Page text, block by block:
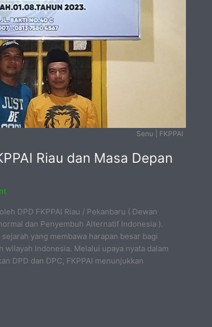
Senu | FKPPAI
Riau dan Masa Depan
DPD FKPPAI Riau / Pekanbaru ( Dewan
dan Penyembuh Alternatif Indonesia ).
yang membawa harapan besar bagi
Indonesia. Melalui upaya nyata dalam
DPD dan DPC, FKPPAI menunjukkan